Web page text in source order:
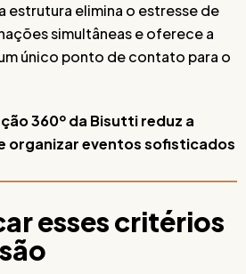
estrutura elimina o estresse de
simultâneas e oferece a
único ponto de contato para o
360º da Bisutti reduz a
organizar eventos sofisticados
esses critérios